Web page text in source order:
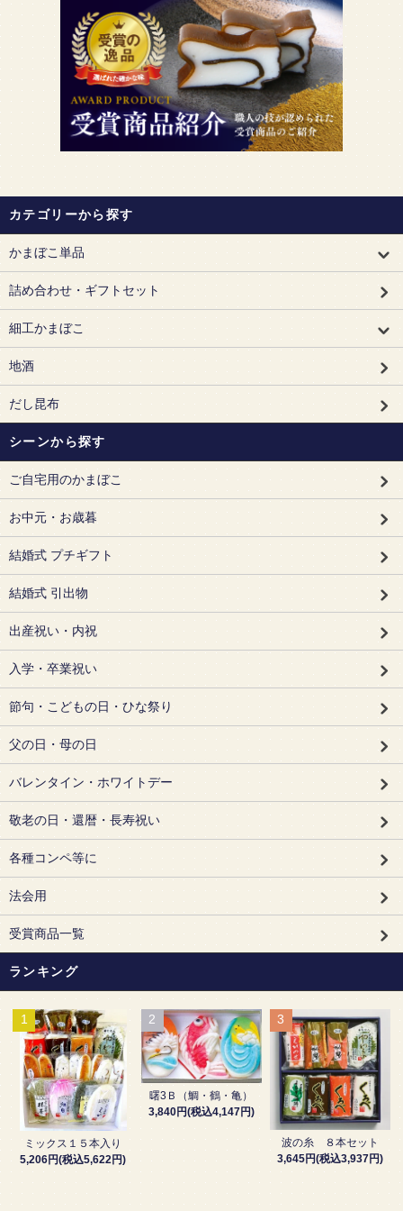
カテゴリーから探す
かまぼこ単品
詰め合わせ・ギフトセット
細工かまぼこ
地酒
だし昆布
シーンから探す
ご自宅用のかまぼこ
お中元・お歳暮
結婚式 プチギフト
結婚式 引出物
出産祝い・内祝
入学・卒業祝い
節句・こどもの日・ひな祭り
父の日・母の日
バレンタイン・ホワイトデー
敬老の日・還暦・長寿祝い
各種コンペ等に
法会用
受賞商品一覧
ランキング
1
ミックス１５本入り
5,206円(税込5,622円)
2
曙3Ｂ（鯛・鶴・亀）
3,840円(税込4,147円)
3
波の糸 ８本セット
3,645円(税込3,937円)